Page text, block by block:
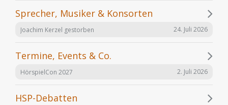
Sprecher, Musiker & Konsorten
Joachim Kerzel gestorben 24. Juli 2026
Termine, Events & Co.
HörspielCon 2027 2. Juli 2026
HSP-Debatten